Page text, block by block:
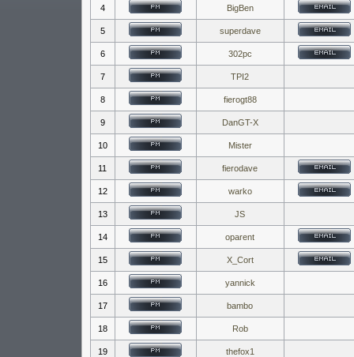
4 BigBen
5 superdave
6 302pc
7 TPI2
8 fierogt88
9 DanGT-X
10 Mister
11 fierodave
12 warko
13 JS
14 oparent
15 X_Cort
16 yannick
17 bambo
18 Rob
19 thefox1